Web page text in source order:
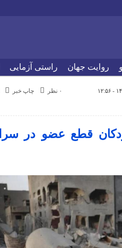
روایت جهان راستی آزمایی
چاپ خبر
۰ نظر
قطع عضو در